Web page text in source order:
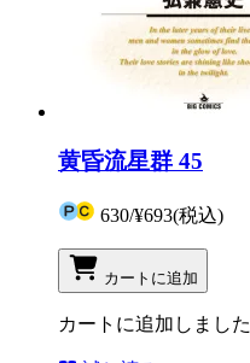
黄昏流星群 45
630/¥693(税込)
カートに追加
カートに追加しました